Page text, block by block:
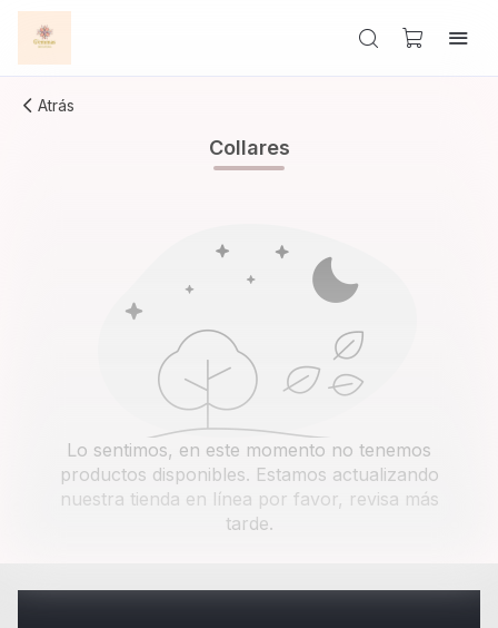
Atrás
Collares
Lo sentimos, en este momento no tenemos
productos disponibles. Estamos actualizando
nuestra tienda en línea por favor, revisa más
tarde.